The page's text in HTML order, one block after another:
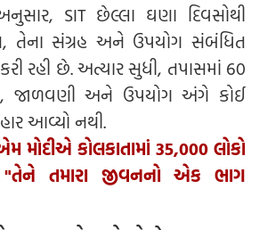
SIT છેલ્લા ઘણા દિવસોથી
તેના સંગ્રહ અને ઉપયોગ સંબંધિત
રહી છે. અત્યાર સુધી, તપાસમાં 60
જાળવણી અને ઉપયોગ અંગે કોઈ
આવ્યો નથી.
મોદીએ કોલકાતામાં 35,000 લોકો
"તેને તમારા જીવનનો એક ભાગ